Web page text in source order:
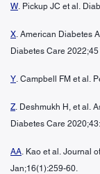
W. Pickup JC et al.
X. American Diabetes
Diabetes Care
Y. Campbell FM et al.
Z. Deshmukh H, et al.
Diabetes Care
AA. Kao et al. Journal
Jan;16(1):259-60.